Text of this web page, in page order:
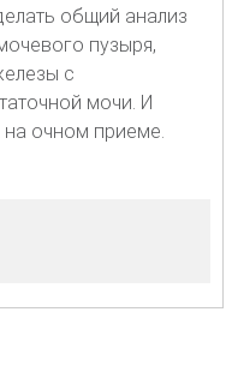
общий анализ
пузыря,
с
мочи. И
на очном приеме.